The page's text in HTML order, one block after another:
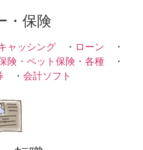
・保険
ャッシング ・ ローン ・
険・ペット保険・各種 ・
・ 会計ソフト